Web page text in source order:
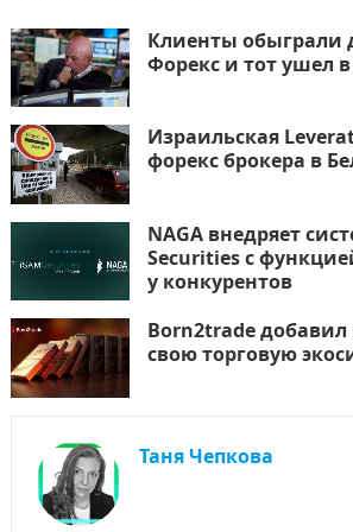
Клиенты обыграли
Форекс и тот ушел
Израильская
форекс брокера в
NAGA внедряет
Securities с
у конкурентов
Born2trade
свою торговую
Таня Чепкова